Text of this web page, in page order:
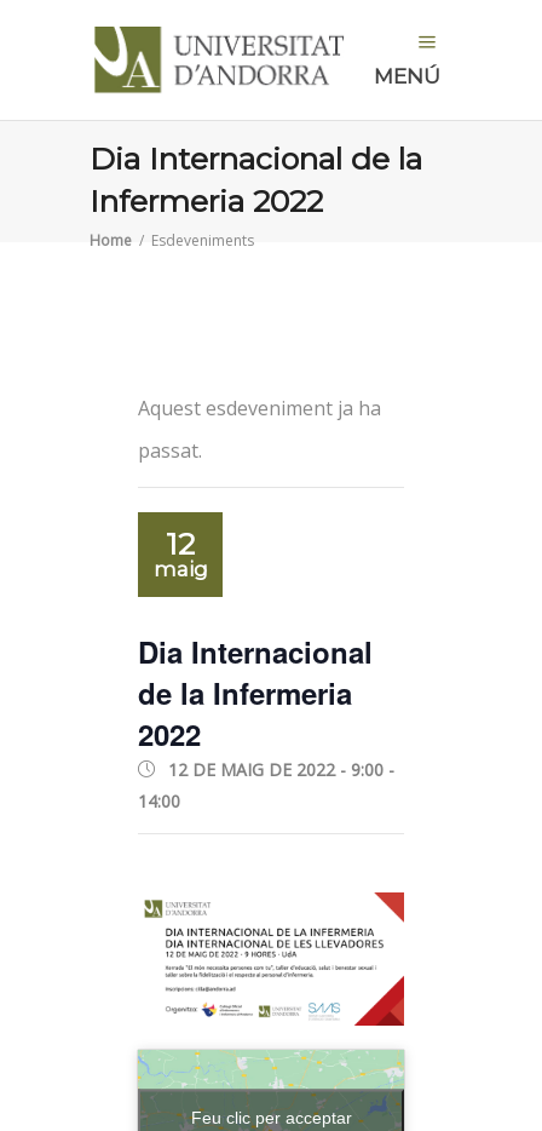
MENÚ
Dia Internacional de la
Infermeria 2022
Home / Esdeveniments
Aquest esdeveniment ja ha
passat.
12
maig
Dia Internacional
de la Infermeria
2022
12 DE MAIG DE 2022 - 9:00 -
14:00
Feu clic per acceptar